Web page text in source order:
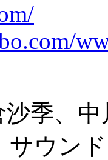
沙季、
サウン